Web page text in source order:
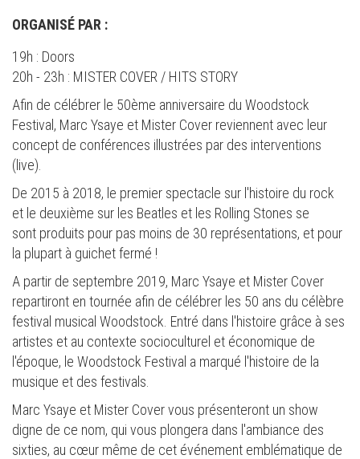
ORGANISÉ PAR :
19h : Doors
20h - 23h : MISTER COVER / HITS STORY
Afin de célébrer le 50ème anniversaire du Woodstock
Festival, Marc Ysaye et Mister Cover reviennent avec leur
concept de conférences illustrées par des interventions
(live).
De 2015 à 2018, le premier spectacle sur l'histoire du rock
et le deuxième sur les Beatles et les Rolling Stones se
sont produits pour pas moins de 30 représentations, et pour
la plupart à guichet fermé !
A partir de septembre 2019, Marc Ysaye et Mister Cover
repartiront en tournée afin de célébrer les 50 ans du célèbre
festival musical Woodstock. Entré dans l'histoire grâce à ses
artistes et au contexte socioculturel et économique de
l'époque, le Woodstock Festival a marqué l'histoire de la
musique et des festivals.
Marc Ysaye et Mister Cover vous présenteront un show
digne de ce nom, qui vous plongera dans l'ambiance des
sixties, au cœur même de cet événement emblématique de